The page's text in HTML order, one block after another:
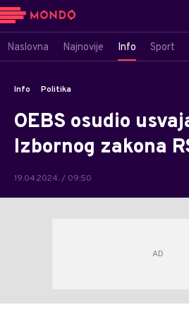
Naslovna Najnovije Info Sport
Info Politika
OEBS osudio
Izbornog zakona
19.04.2024. / 09:50